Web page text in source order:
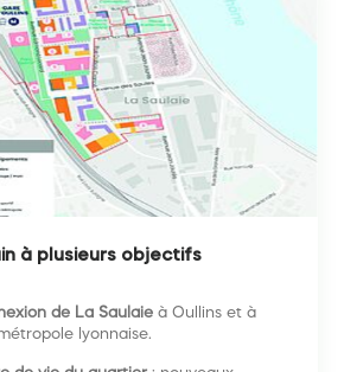
à plusieurs objectifs
de La Saulaieà Oullins et à
lyonnaise.